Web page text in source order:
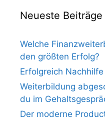
Neueste Beiträge
Welche
den größten Erfolg?
Erfolgreich
Weiterbildung
du im
Der moderne